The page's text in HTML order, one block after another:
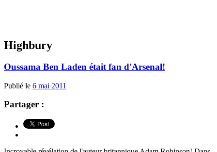
Highbury
Oussama Ben Laden était fan d'Arsenal!
Publié le 6 mai 2011
Partager :